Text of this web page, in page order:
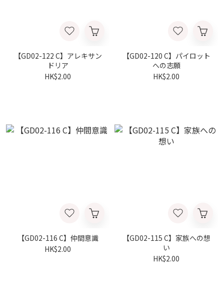
【GD02-122 C】アレキサン
ドリア
HK$2.00
【GD02-120 C】パイロット
への志願
HK$2.00
【GD02-116 C】仲間意識
HK$2.00
【GD02-115 C】家族への想
い
HK$2.00